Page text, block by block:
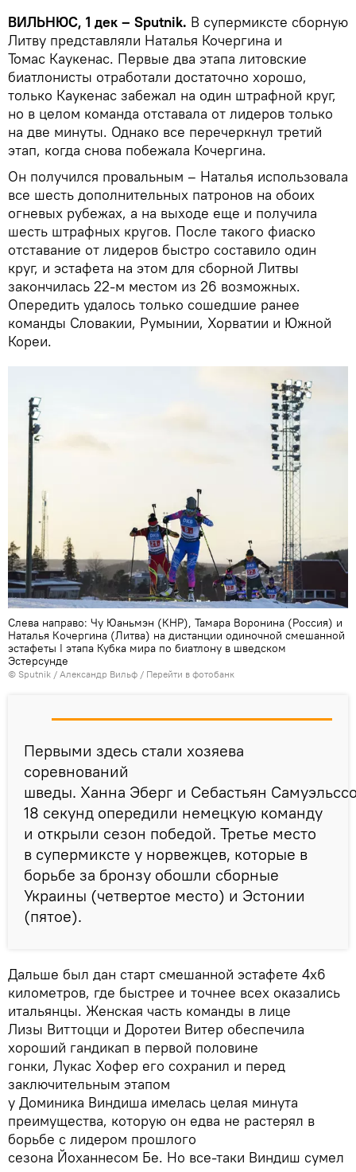
ВИЛЬНЮС, 1 дек – Sputnik. В супермиксте сборную
Литву представляли Наталья Кочергина и
Томас Каукенас. Первые два этапа литовские
биатлонисты отработали достаточно хорошо,
только Каукенас забежал на один штрафной круг,
но в целом команда отставала от лидеров только
на две минуты. Однако все перечеркнул третий
этап, когда снова побежала Кочергина.
Он получился провальным – Наталья использовала
все шесть дополнительных патронов на обоих
огневых рубежах, а на выходе еще и получила
шесть штрафных кругов. После такого фиаско
отставание от лидеров быстро составило один
круг, и эстафета на этом для сборной Литвы
закончилась 22-м местом из 26 возможных.
Опередить удалось только сошедшие ранее
команды Словакии, Румынии, Хорватии и Южной
Кореи.
Слева направо: Чу Юаньмэн (КНР), Тамара Воронина (Россия) и
Наталья Кочергина (Литва) на дистанции одиночной смешанной
эстафеты I этапа Кубка мира по биатлону в шведском
Эстерсунде
© Sputnik / Александр Вильф / Перейти в фотобанк
Первыми здесь стали хозяева
соревнований
шведы. Ханна Эберг и Себастьян
18 секунд опередили немецкую команду
и открыли сезон победой. Третье место
в супермиксте у норвежцев, которые в
борьбе за бронзу обошли сборные
Украины (четвертое место) и Эстонии
(пятое).
Дальше был дан старт смешанной эстафете 4х6
километров, где быстрее и точнее всех оказались
итальянцы. Женская часть команды в лице
Лизы Виттоцци и Доротеи Витер обеспечила
хороший гандикап в первой половине
гонки, Лукас Хофер его сохранил и перед
заключительным этапом
у Доминика Виндиша имелась целая минута
преимущества, которую он едва не растерял в
борьбе с лидером прошлого
сезона Йоханнесом Бе. Но все-таки Виндиш сумел